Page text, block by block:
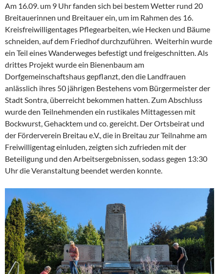
Am 16.09. um 9 Uhr fanden sich bei bestem Wetter rund 20
Breitauerinnen und Breitauer ein, um im Rahmen des 16.
Kreisfreiwilligentages Pflegearbeiten, wie Hecken und Bäume
schneiden, auf dem Friedhof durchzuführen. Weiterhin wurde
ein Teil eines Wanderweges befestigt und freigeschnitten. Als
drittes Projekt wurde ein Bienenbaum am
Dorfgemeinschaftshaus gepflanzt, den die Landfrauen
anlässlich ihres 50 jährigen Bestehens vom Bürgermeister der
Stadt Sontra, überreicht bekommen hatten. Zum Abschluss
wurde den Teilnehmenden ein rustikales Mittagessen mit
Bockwurst, Gehacktem und co. gereicht. Der Ortsbeirat und
der Förderverein Breitau e.V., die in Breitau zur Teilnahme am
Freiwilligentag einluden, zeigten sich zufrieden mit der
Beteiligung und den Arbeitsergebnissen, sodass gegen 13:30
Uhr die Veranstaltung beendet werden konnte.